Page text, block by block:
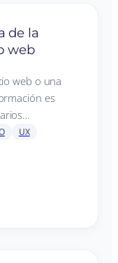
de la
web
web o una
es
UX